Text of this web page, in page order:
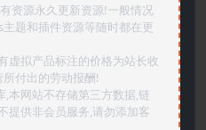
资源永久更新资源!一般情况
题和插件资源等随时都在更
虚拟产品标注的价格为站长收
付出的劳动报酬!
,本网站不存储第三方数据,链
提供非会员服务,请勿添加客